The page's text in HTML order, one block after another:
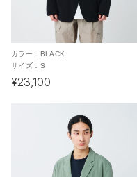
カラー： BLACK
サイズ： S
¥23,100